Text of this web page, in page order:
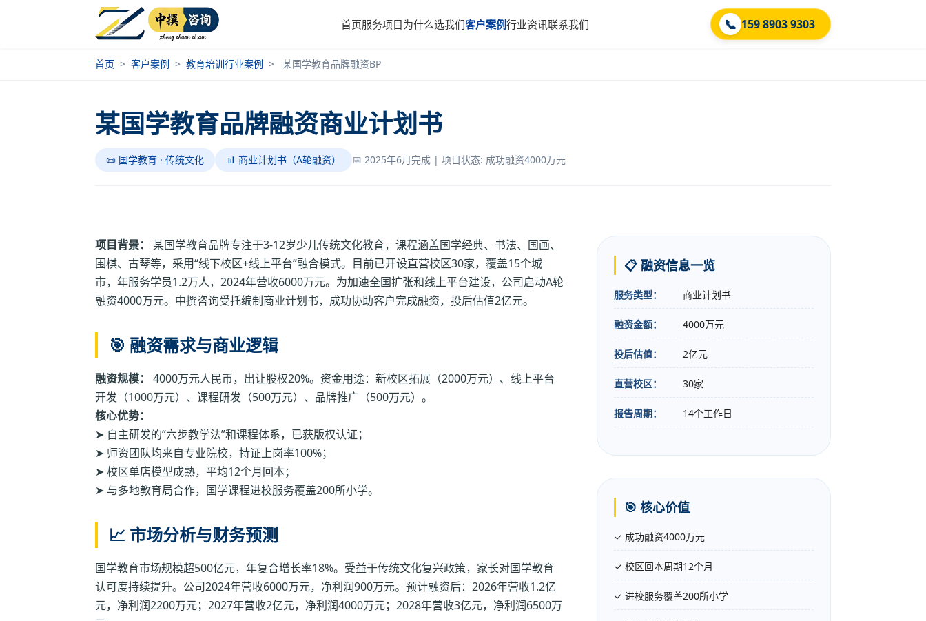
首页服务项目为什么选我们客户案例行业资讯联系我们 📞 159 8903 9303
首页 > 客户案例 > 教育培训行业案例 > 某国学教育品牌融资BP
某国学教育品牌融资商业计划书
📜 国学教育 · 传统文化 📊 商业计划书（A轮融资） 📅 2025年6月完成 | 项目状态: 成功融资4000万元
项目背景：
某国学教育品牌专注于3-12岁少儿传统文化教育，课程涵盖国学经典、书法、国画、
围棋、古琴等，采用“线下校区+线上平台”融合模式。目前已开设直营校区30家，覆盖15个城
市，年服务学员1.2万人，2024年营收6000万元。为加速全国扩张和线上平台建设，公司启动A轮
融资4000万元。中撰咨询受托编制商业计划书，成功协助客户完成融资，投后估值2亿元。
🎯 融资需求与商业逻辑
融资规模：
4000万元人民币，出让股权20%。资金用途：新校区拓展（2000万元）、线上平台
开发（1000万元）、课程研发（500万元）、品牌推广（500万元）。
核心优势：
➤ 自主研发的“六步教学法”和课程体系，已获版权认证；
➤ 师资团队均来自专业院校，持证上岗率100%；
➤ 校区单店模型成熟，平均12个月回本；
➤ 与多地教育局合作，国学课程进校服务覆盖200所小学。
📈 市场分析与财务预测
国学教育市场规模超500亿元，年复合增长率18%。受益于传统文化复兴政策，家长对国学教育
认可度持续提升。公司2024年营收6000万元，净利润900万元。预计融资后：2026年营收1.2亿
元，净利润2200万元；2027年营收2亿元，净利润4000万元；2028年营收3亿元，净利润6500万
📋 融资信息一览
服务类型： 商业计划书
融资金额： 4000万元
投后估值： 2亿元
直营校区： 30家
报告周期： 14个工作日
🎯 核心价值
✓ 成功融资4000万元
✓ 校区回本周期12个月
✓ 进校服务覆盖200所小学